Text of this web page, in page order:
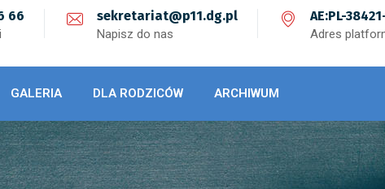
66 sekretariat@p11.dg.pl
Napisz do nas
AE:PL-
Adres
GALERIA DLA RODZICÓW ARCHIWUM